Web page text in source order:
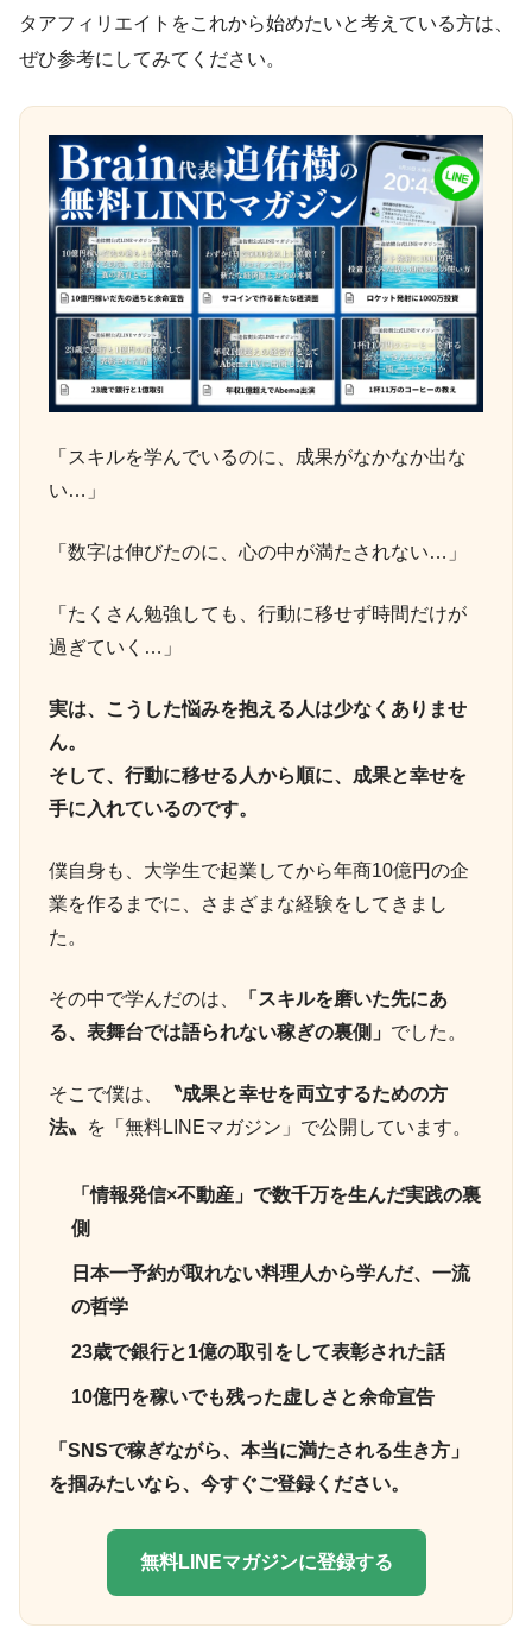
タアフィリエイトをこれから始めたいと考えている方は、
ぜひ参考にしてみてください。
「スキルを学んでいるのに、成果がなかなか出な
い…」
「数字は伸びたのに、心の中が満たされない…」
「たくさん勉強しても、行動に移せず時間だけが
過ぎていく…」
実は、こうした悩みを抱える人は少なくありませ
ん。
そして、行動に移せる人から順に、成果と幸せを
手に入れているのです。
僕自身も、大学生で起業してから年商10億円の企
業を作るまでに、さまざまな経験をしてきまし
た。
その中で学んだのは、
「スキルを磨いた先にあ
る、表舞台では語られない稼ぎの裏側」 でした。
そこで僕は、
〝成果と幸せを両立するための方
法〟
を「無料LINEマガジン」で公開しています。
「情報発信×不動産」で数千万を生んだ実践の裏
側
日本一予約が取れない料理人から学んだ、一流
の哲学
23歳で銀行と1億の取引をして表彰された話
10億円を稼いでも残った虚しさと余命宣告
「SNSで稼ぎながら、本当に満たされる生き方」
を掴みたいなら、今すぐご登録ください。
無料LINEマガジンに登録する